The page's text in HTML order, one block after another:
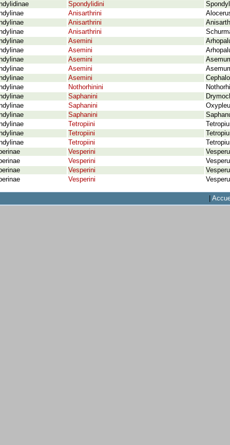
Spondylidini
Anisarthrini
Anisarthrini
Anisarthrini
Asemini
Asemini
Asemini
Asemini
Asemini
Nothorhinini
Saphanini
Saphanini
Saphanini
Tetropiini
Tetropiini
Tetropiini
Vesperini
Vesperini
Vesperini
Vesperini